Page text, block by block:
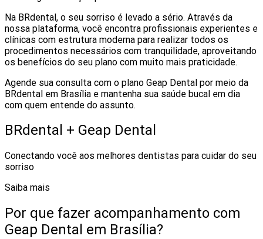
Na BRdental, o seu sorriso é levado a sério. Através da
nossa plataforma, você encontra profissionais experientes e
clínicas com estrutura moderna para realizar todos os
procedimentos necessários com tranquilidade, aproveitando
os benefícios do seu plano com muito mais praticidade.
Agende sua consulta com o plano Geap Dental por meio da
BRdental em Brasília e mantenha sua saúde bucal em dia
com quem entende do assunto.
BRdental + Geap Dental
Conectando você aos melhores dentistas para cuidar do seu
sorriso
Saiba mais
Por que fazer acompanhamento com
Geap Dental em Brasília?